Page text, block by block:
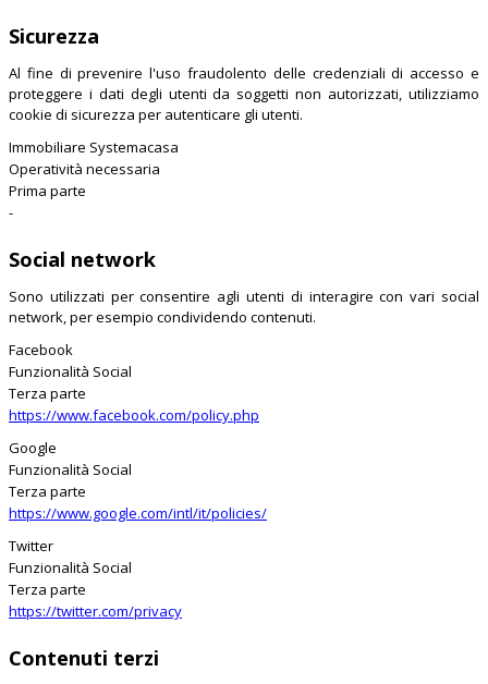
Sicurezza
Al fine di prevenire l'uso fraudolento delle credenziali di accesso e
proteggere i dati degli utenti da soggetti non autorizzati, utilizziamo
cookie di sicurezza per autenticare gli utenti.
Immobiliare Systemacasa
Operatività necessaria
Prima parte
-
Social network
Sono utilizzati per consentire agli utenti di interagire con vari social
network, per esempio condividendo contenuti.
Facebook
Funzionalità Social
Terza parte
https://www.facebook.com/policy.php
Google
Funzionalità Social
Terza parte
https://www.google.com/intl/it/policies/
Twitter
Funzionalità Social
Terza parte
https://twitter.com/privacy
Contenuti terzi